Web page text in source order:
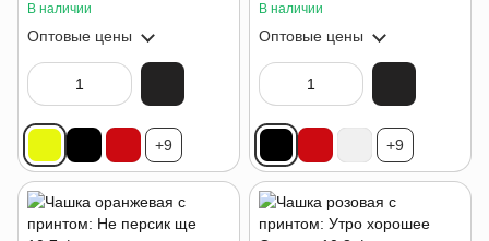
В наличии
Оптовые цены
+9
В наличии
Оптовые цены
+9